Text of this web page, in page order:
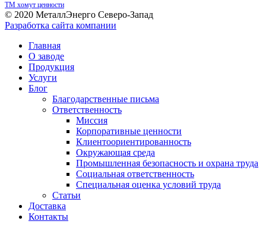
ТМ хомут ценности
© 2020 МеталлЭнерго Северо-Запад
Разработка сайта компании
Главная
О заводе
Продукция
Услуги
Блог
Благодарственные письма
Ответственность
Миссия
Корпоративные ценности
Клиентоориентированность
Окружающая среда
Промышленная безопасность и охрана труда
Социальная ответственность
Специальная оценка условий труда
Статьи
Доставка
Контакты